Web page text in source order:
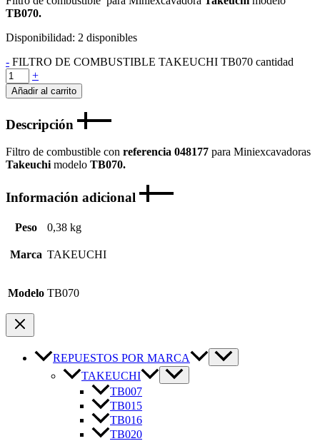
TB070.
Disponibilidad: 2 disponibles
- FILTRO DE COMBUSTIBLE TAKEUCHI TB070 cantidad
+
Añadir al carrito
Descripción
Filtro de combustible con referencia 048177 para Miniexcavadoras
Takeuchi modelo TB070.
Información adicional
Peso 0,38 kg
Marca TAKEUCHI
Modelo TB070
REPUESTOS POR MARCA
TAKEUCHI
TB007
TB015
TB016
TB020